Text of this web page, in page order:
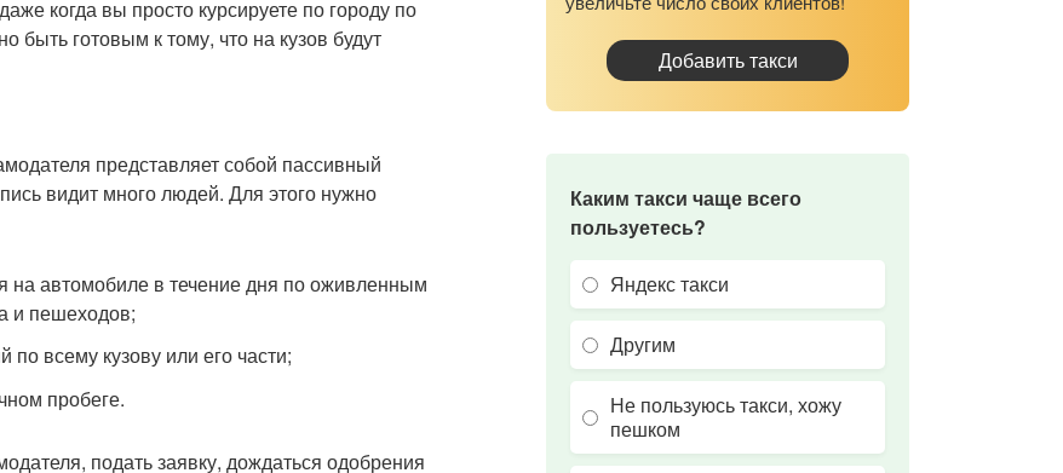
когда вы просто курсируете по городу по
быть готовым к тому, что на кузов будут
представляет собой пассивный
видит много людей. Для этого нужно
на автомобиле в течение дня по оживленным
и пешеходов;
всему кузову или его части;
пробеге.
подать заявку, дождаться одобрения
Добавить такси
Каким такси чаще всего
пользуетесь?
Яндекс такси
Другим
Не пользуюсь такси, хожу
пешком